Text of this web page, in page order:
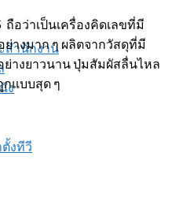
สำนักงาน
ง
งทีวี
ถือว่าเป็นเครื่องคิดเลขที่มี
างมาก ๆ ผลิตจากวัสดุที่มี
างยาวนาน ปุ่มสัมผัสลื่นไหล
แบบสุด ๆ